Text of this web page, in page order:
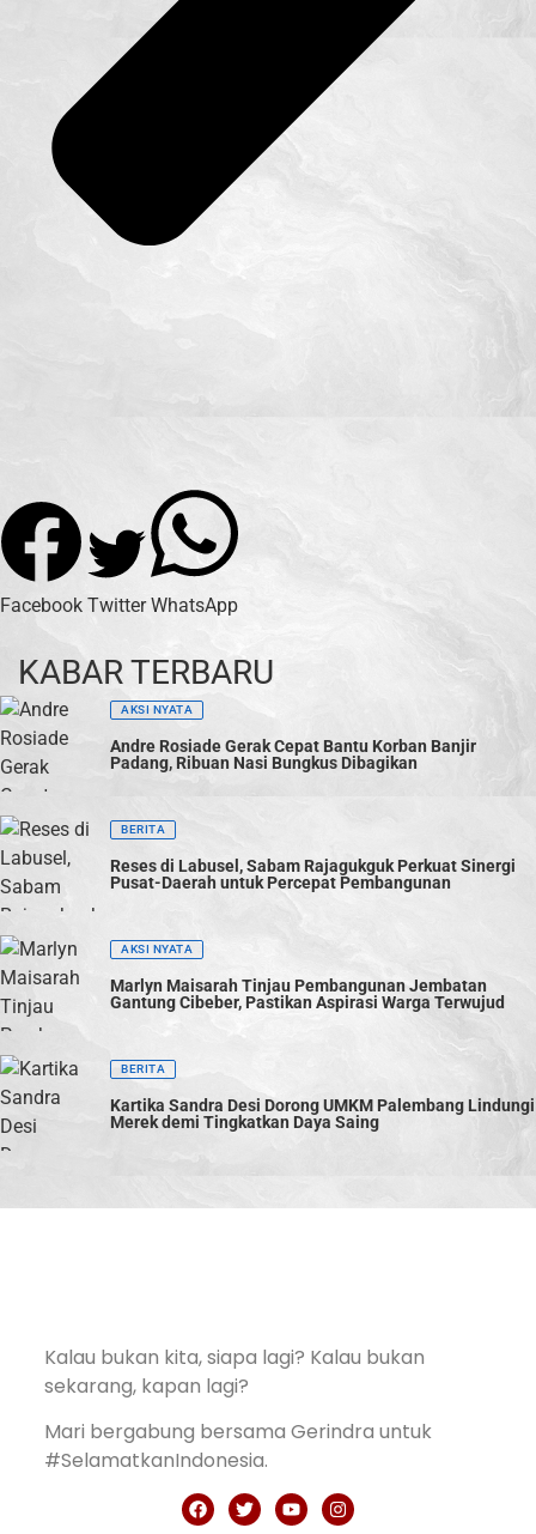
Facebook Twitter WhatsApp
KABAR TERBARU
AKSI NYATA
Andre Rosiade Gerak Cepat Bantu Korban Banjir
Padang, Ribuan Nasi Bungkus Dibagikan
BERITA
Reses di Labusel, Sabam Rajagukguk Perkuat Sinergi
Pusat-Daerah untuk Percepat Pembangunan
AKSI NYATA
Marlyn Maisarah Tinjau Pembangunan Jembatan
Gantung Cibeber, Pastikan Aspirasi Warga Terwujud
BERITA
Kartika Sandra Desi Dorong UMKM Palembang Lindungi
Merek demi Tingkatkan Daya Saing
Kalau bukan kita, siapa lagi? Kalau bukan
sekarang, kapan lagi?
Mari bergabung bersama Gerindra untuk
#SelamatkanIndonesia.